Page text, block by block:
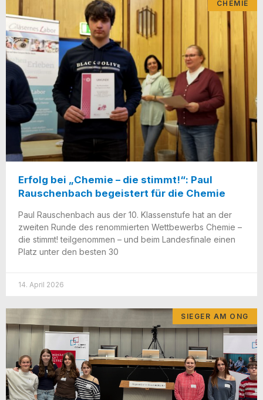
CHEMIE
Erfolg bei „Chemie – die stimmt!“: Paul
Rauschenbach begeistert für die Chemie
Paul Rau­schen­bach aus der 10. Klas­sen­stu­fe hat an der
zwei­ten Run­de des renom­mier­ten Wett­be­werbs Che­mie –
die stimmt! teil­ge­nom­men – und beim Lan­des­fi­na­le einen
Platz unter den bes­ten 30
14. April 2026
SIEGER AM ONG